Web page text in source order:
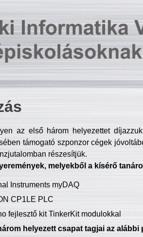
az első három helyezettet
támogató szponzor cégek
részesítjük.
melyekből a kísérő
Instruments myDAQ
CP1LE PLC
fejlesztő kit TinkerKit modulokkal
helyezett csapat tagjai az